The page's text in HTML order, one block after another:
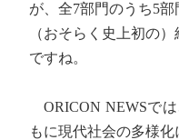
が、全7部門のうち5
（おそらく史上初の
ですね。
ORICON NEWSで
もに現代社会の多様